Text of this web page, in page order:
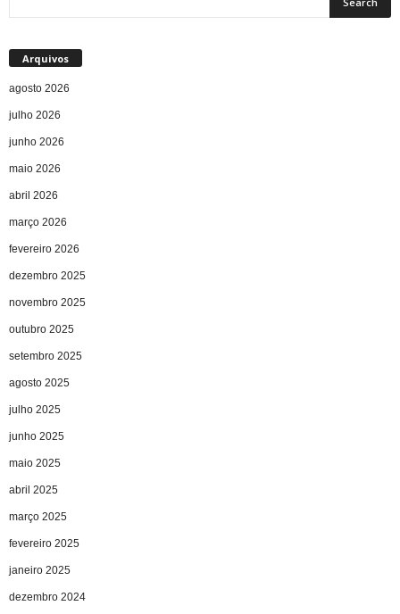
Arquivos
agosto 2026
julho 2026
junho 2026
maio 2026
abril 2026
março 2026
fevereiro 2026
dezembro 2025
novembro 2025
outubro 2025
setembro 2025
agosto 2025
julho 2025
junho 2025
maio 2025
abril 2025
março 2025
fevereiro 2025
janeiro 2025
dezembro 2024